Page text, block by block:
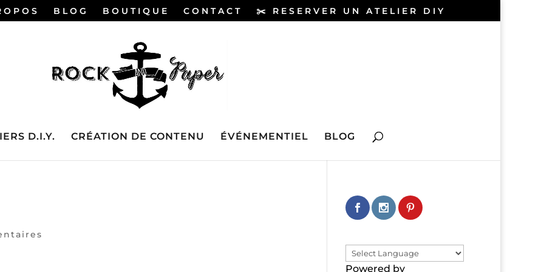
BLOG BOUTIQUE CONTACT ✂️ RESERVER UN ATELIER DIY
D.I.Y. CRÉATION DE CONTENU ÉVÉNEMENTIEL BLOG
Powered by